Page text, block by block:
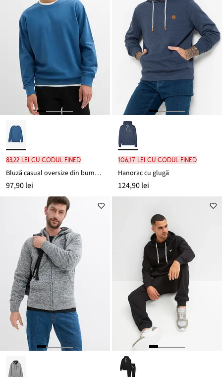
83,22 lei cu codul FINED
Bluză casual oversize din bumbac organic 100%
97,90 lei
106,17 lei cu codul FINED
Hanorac cu glugă
124,90 lei